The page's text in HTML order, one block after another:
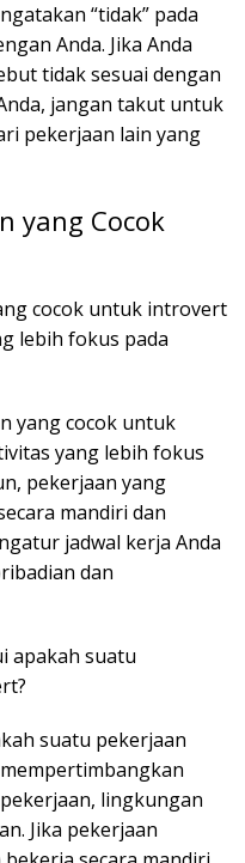
“tidak” pada
Anda. Jika Anda
tidak sesuai dengan
jangan takut untuk
pekerjaan lain yang
yang Cocok
cocok untuk introvert
lebih fokus pada
yang cocok untuk
yang lebih fokus
pekerjaan yang
mandiri dan
jadwal kerja Anda
dan
apakah suatu
suatu pekerjaan
lingkungan
Jika pekerjaan